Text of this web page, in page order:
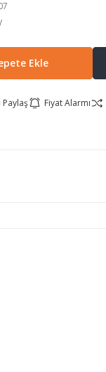
Ekle
Paylaş Fiyat Alarmı